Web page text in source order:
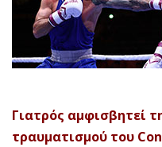
Γιατρός αμφισβητεί
τραυματισμού του